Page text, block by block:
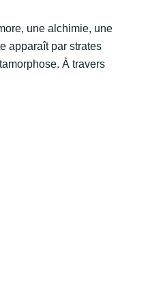
une alchimie, une
apparaît par strates
À travers